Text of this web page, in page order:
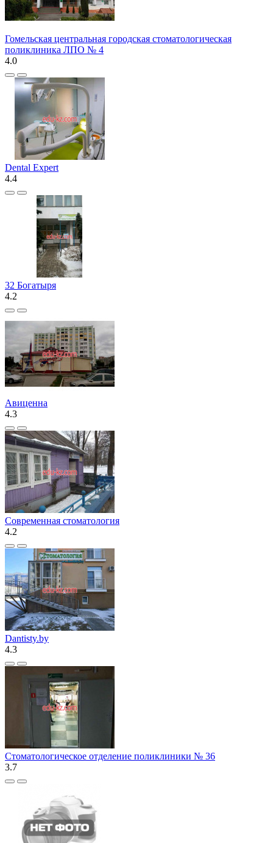
Гомельская центральная городская стоматологическая
поликлиника ЛПО № 4
4.0
Dental Expert
4.4
32 Богатыря
4.2
Авиценна
4.3
Современная стоматология
4.2
Dantisty.by
4.3
Стоматологическое отделение поликлиники № 36
3.7